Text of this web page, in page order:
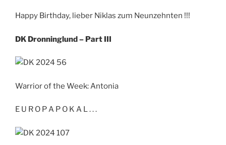
Happy Birthday, lieber Niklas zum Neunzehnten !!!
DK Dronninglund – Part III
Warrior of the Week: Antonia
E U R O P A P O K A L . . .